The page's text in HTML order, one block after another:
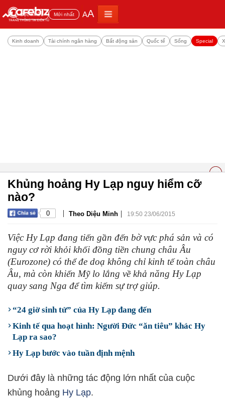
Đọc nhiều Mới nhất AA
Kinh doanh Tài chính ngân hàng Bất động sản Quốc tế Sống Special
Khủng hoảng Hy Lạp nguy hiểm cỡ
nào?
0 | Theo Diệu Minh | 19:50 23/06/2015
Việc Hy Lạp đang tiến gần đến bờ vực phá sản và có
nguy cơ rời khỏi khối đồng tiền chung châu Âu
(Eurozone) có thể đe doạ không chỉ kinh tế toàn châu
Âu, mà còn khiến Mỹ lo lắng về khả năng Hy Lạp
quay sang Nga để tìm kiếm sự trợ giúp.
“24 giờ sinh tử” của Hy Lạp đang đến
Kinh tế qua hoạt hình: Người Đức “ăn tiêu” khác Hy
Lạp ra sao?
Hy Lạp bước vào tuần định mệnh
Dưới đây là những tác động lớn nhất của cuộc
khủng hoảng Hy Lạp.